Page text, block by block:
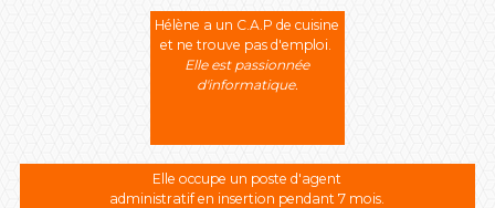
Hélène a un C.A.P de cuisine
et ne trouve pas d'emploi.
Elle est passionnée
d'informatique.
Elle occupe un poste d'agent
administratif en insertion pendant 7 mois.